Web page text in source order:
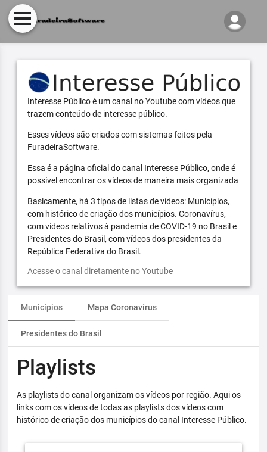
Interesse Público é um canal no Youtube com vídeos que
trazem conteúdo de interesse público.
Esses vídeos são criados com sistemas feitos pela
FuradeiraSoftware.
Essa é a página oficial do canal Interesse Público, onde é
possível encontrar os vídeos de maneira mais organizada
Basicamente, há 3 tipos de listas de vídeos: Municípios,
com histórico de criação dos municípios. Coronavírus,
com vídeos relativos à pandemia de COVID-19 no Brasil e
Presidentes do Brasil, com vídeos dos presidentes da
República Federativa do Brasil.
Acesse o canal diretamente no Youtube
Municípios Mapa Coronavírus
Presidentes do Brasil
Playlists
As playlists do canal organizam os vídeos por região. Aqui os
links com os vídeos de todas as playlists dos vídeos com
histórico de criação dos municípios do canal Interesse Público.